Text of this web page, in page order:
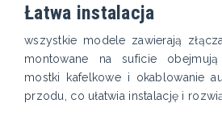
Łatwa instalacja
wszystkie modele zawierają
montowane na suficie obejmują
mostki kafelkowe i okablowanie
przodu, co ułatwia instalację i